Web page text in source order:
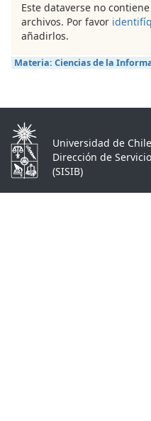
Este dataverse no
archivos. Por favor
añadirlos.
Materia: Ciencias de la
Universidad de Chile
Dirección de
(SISIB)